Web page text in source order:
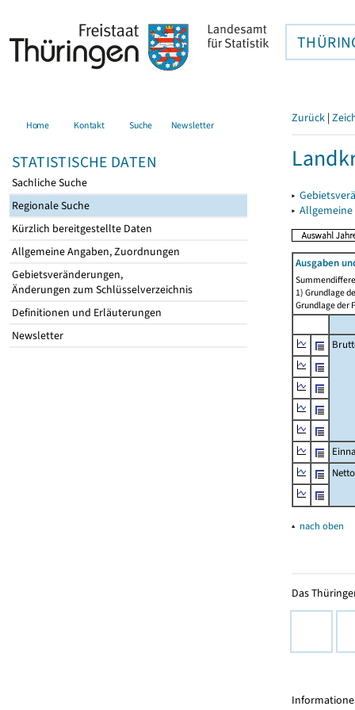
Home Kontakt Suche Newsletter
STATISTISCHE DATEN
Sachliche Suche
Regionale Suche
Kürzlich bereitgestellte Daten
Allgemeine Angaben, Zuordnungen
Gebietsveränderungen,
Änderungen zum Schlüsselverzeichnis
Definitionen und Erläuterungen
Newsletter
Zurück |
▸
▸
Ausgaben
1) Grundlage
Grundlage der
▴ nach oben
Das